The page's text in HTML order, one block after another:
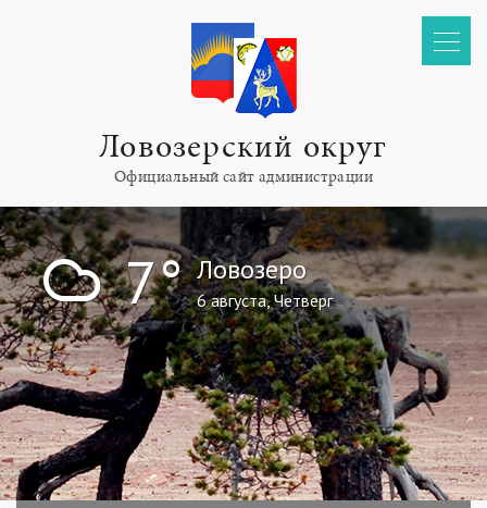
Ловозерский округ
Официальный сайт администрации
! 7° Ловозеро
6 августа, Четверг